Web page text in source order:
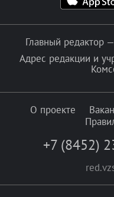
Главный редактор
Адрес редакции и
О проекте
+7 (8452)